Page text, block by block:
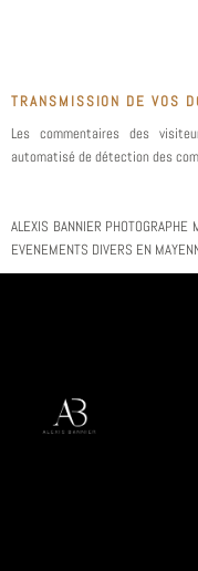
TRANSMISSION DE VOS
Les commentaires des
automatisé de détection des
ALEXIS BANNIER PHOTOGRAPHE
EVENEMENTS DIVERS EN